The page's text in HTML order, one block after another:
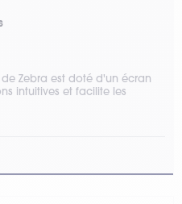
de Zebra est doté d'un écran
intuitives et facilite les